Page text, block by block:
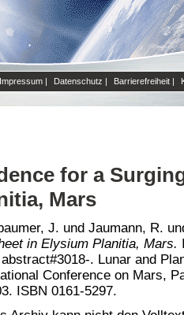
Impressum | Datenschutz | Barrierefreiheit |
for a
Mars
J. und Jaumann, R.
in Elysium Planitia, Mars.
abstract#3018-. Lunar and
Conference on Mars,
ISBN 0161-5297.